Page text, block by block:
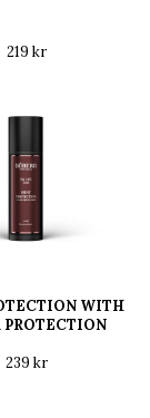
219 kr
WITH
PROTECTION
239 kr